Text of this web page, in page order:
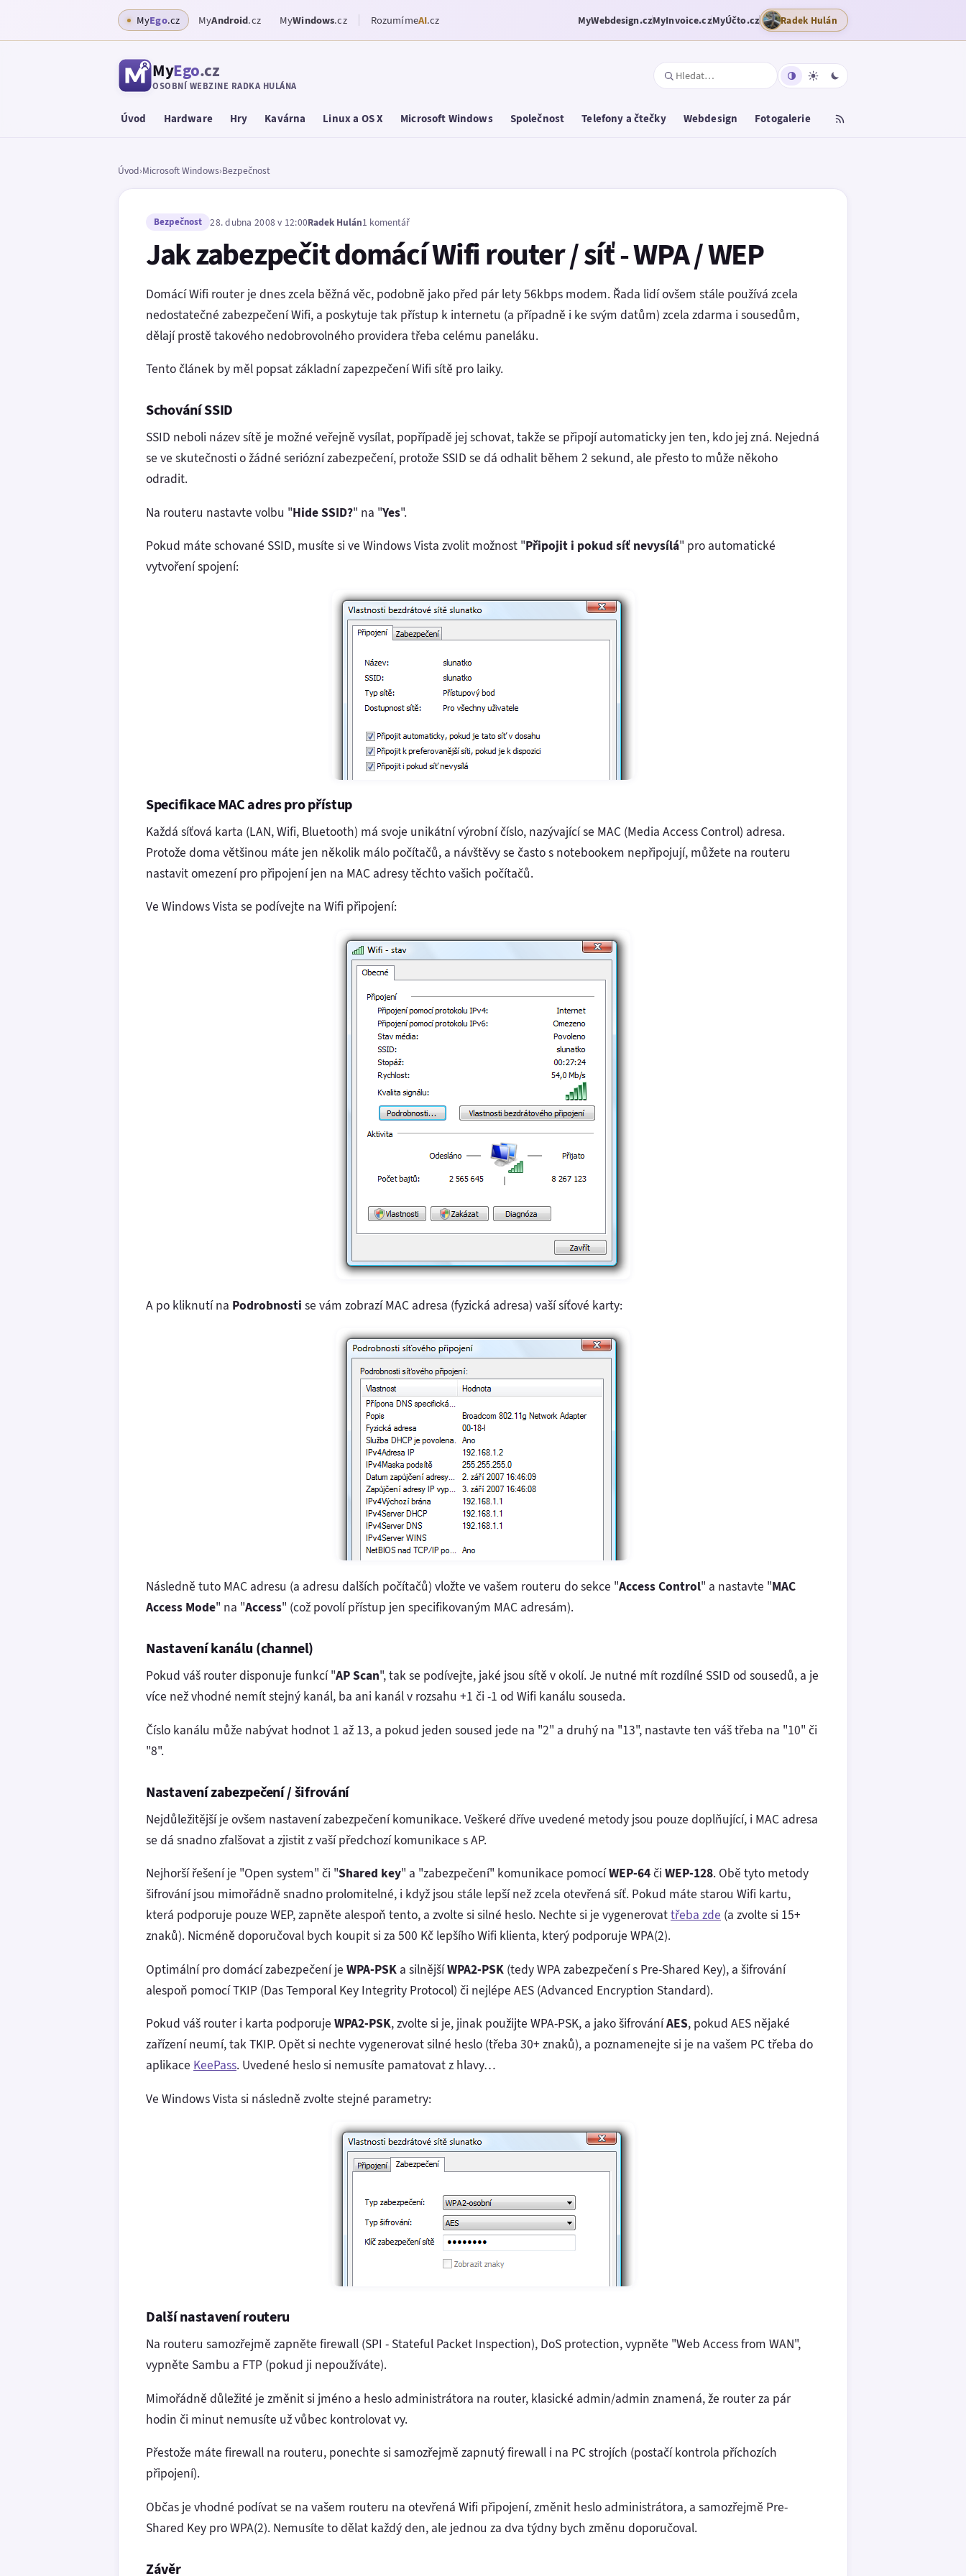
MyEgo.cz MyAndroid.cz MyWindows.cz RozumímeAI.cz MyWebdesign.czMyInvoice.czMyÚčto.cz Radek Hulán
MyEgo.cz
OSOBNÍ WEBZINE RADKA HULÁNA
Úvod Hardware Hry Kavárna Linux a OS X Microsoft Windows Společnost Telefony a čtečky Webdesign Fotogalerie
Úvod›Microsoft Windows›Bezpečnost
Bezpečnost 28. dubna 2008 v 12:00Radek Hulán1 komentář
Jak zabezpečit domácí Wifi router / síť - WPA / WEP
Domácí Wifi router je dnes zcela běžná věc, podobně jako před pár lety 56kbps modem. Řada lidí ovšem stále používá zcela
nedostatečné zabezpečení Wifi, a poskytuje tak přístup k internetu (a případně i ke svým datům) zcela zdarma i sousedům,
dělají prostě takového nedobrovolného providera třeba celému paneláku.
Tento článek by měl popsat základní zapezpečení Wifi sítě pro laiky.
Schování SSID
SSID neboli název sítě je možné veřejně vysílat, popřípadě jej schovat, takže se připojí automaticky jen ten, kdo jej zná. Nejedná
se ve skutečnosti o žádné seriózní zabezpečení, protože SSID se dá odhalit během 2 sekund, ale přesto to může někoho
odradit.
Na routeru nastavte volbu "Hide SSID?" na "Yes".
Pokud máte schované SSID, musíte si ve Windows Vista zvolit možnost "Připojit i pokud síť nevysílá" pro automatické
vytvoření spojení:
Specifikace MAC adres pro přístup
Každá síťová karta (LAN, Wifi, Bluetooth) má svoje unikátní výrobní číslo, nazývající se MAC (Media Access Control) adresa.
Protože doma většinou máte jen několik málo počítačů, a návštěvy se často s notebookem nepřipojují, můžete na routeru
nastavit omezení pro připojení jen na MAC adresy těchto vašich počítačů.
Ve Windows Vista se podívejte na Wifi připojení:
A po kliknutí na Podrobnosti se vám zobrazí MAC adresa (fyzická adresa) vaší síťové karty:
Následně tuto MAC adresu (a adresu dalších počítačů) vložte ve vašem routeru do sekce "Access Control" a nastavte "MAC
Access Mode" na "Access" (což povolí přístup jen specifikovaným MAC adresám).
Nastavení kanálu (channel)
Pokud váš router disponuje funkcí "AP Scan", tak se podívejte, jaké jsou sítě v okolí. Je nutné mít rozdílné SSID od sousedů, a je
více než vhodné nemít stejný kanál, ba ani kanál v rozsahu +1 či -1 od Wifi kanálu souseda.
Číslo kanálu může nabývat hodnot 1 až 13, a pokud jeden soused jede na "2" a druhý na "13", nastavte ten váš třeba na "10" či
"8".
Nastavení zabezpečení / šifrování
Nejdůležitější je ovšem nastavení zabezpečení komunikace. Veškeré dříve uvedené metody jsou pouze doplňující, i MAC adresa
se dá snadno zfalšovat a zjistit z vaší předchozí komunikace s AP.
Nejhorší řešení je "Open system" či "Shared key" a "zabezpečení" komunikace pomocíWEP-64či WEP-128. Obě tyto metody
šifrování jsou mimořádně snadno prolomitelné, i když jsou stále lepší než zcela otevřená síť. Pokud máte starou Wifi kartu,
která podporuje pouze WEP, zapněte alespoň tento, a zvolte si silné heslo. Nechte si je vygenerovattřeba zde (a zvolte si 15+
znaků). Nicméně doporučoval bych koupit si za 500 Kč lepšího Wifi klienta, který podporuje WPA(2).
Optimální pro domácí zabezpečení je WPA-PSK a silnějšíWPA2-PSK (tedy WPA zabezpečení s Pre-Shared Key), a šifrování
alespoň pomocí TKIP (Das Temporal Key Integrity Protocol) či nejlépe AES (Advanced Encryption Standard).
Pokud váš router i karta podporuje WPA2-PSK, zvolte si je, jinak použijte WPA-PSK, a jako šifrováníAES, pokud AES nějaké
zařízení neumí, tak TKIP. Opět si nechte vygenerovat silné heslo (třeba 30+ znaků), a poznamenejte si je na vašem PC třeba do
aplikace KeePass. Uvedené heslo si nemusíte pamatovat z hlavy…
Ve Windows Vista si následně zvolte stejné parametry:
Další nastavení routeru
Na routeru samozřejmě zapněte firewall (SPI - Stateful Packet Inspection), DoS protection, vypněte "Web Access from WAN",
vypněte Sambu a FTP (pokud ji nepoužíváte).
Mimořádně důležité je změnit si jméno a heslo administrátora na router, klasické admin/admin znamená, že router za pár
hodin či minut nemusíte už vůbec kontrolovat vy.
Přestože máte firewall na routeru, ponechte si samozřejmě zapnutý firewall i na PC strojích (postačí kontrola příchozích
připojení).
Občas je vhodné podívat se na vašem routeru na otevřená Wifi připojení, změnit heslo administrátora, a samozřejmě Pre-
Shared Key pro WPA(2). Nemusíte to dělat každý den, ale jednou za dva týdny bych změnu doporučoval.
Závěr